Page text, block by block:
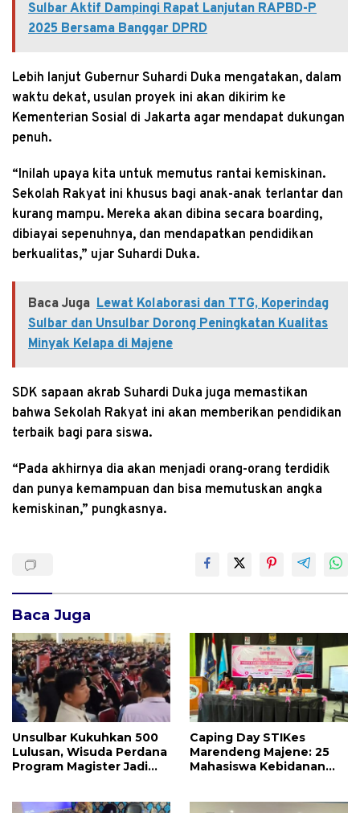
Sulbar Aktif Dampingi Rapat Lanjutan RAPBD-P
2025 Bersama Banggar DPRD
Lebih lanjut Gubernur Suhardi Duka mengatakan, dalam
waktu dekat, usulan proyek ini akan dikirim ke
Kementerian Sosial di Jakarta agar mendapat dukungan
penuh.
“Inilah upaya kita untuk memutus rantai kemiskinan.
Sekolah Rakyat ini khusus bagi anak-anak terlantar dan
kurang mampu. Mereka akan dibina secara boarding,
dibiayai sepenuhnya, dan mendapatkan pendidikan
berkualitas,” ujar Suhardi Duka.
Baca Juga Lewat Kolaborasi dan TTG, Koperindag
Sulbar dan Unsulbar Dorong Peningkatan Kualitas
Minyak Kelapa di Majene
SDK sapaan akrab Suhardi Duka juga memastikan
bahwa Sekolah Rakyat ini akan memberikan pendidikan
terbaik bagi para siswa.
“Pada akhirnya dia akan menjadi orang-orang terdidik
dan punya kemampuan dan bisa memutuskan angka
kemiskinan,” pungkasnya.
Baca Juga
Unsulbar Kukuhkan 500
Lulusan, Wisuda Perdana
Program Magister Jadi
Caping Day STIKes
Marendeng Majene: 25
Mahasiswa Kebidanan